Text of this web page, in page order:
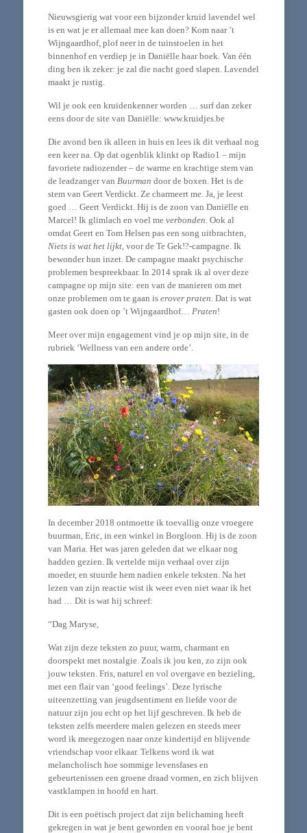
Nieuwsgierig wat voor een bijzonder kruid lavendel wel
is en wat je er allemaal mee kan doen? Kom naar ’t
Wijngaardhof, plof neer in de tuinstoelen in het
binnenhof en verdiep je in Daniëlle haar boek. Van één
ding ben ik zeker: je zal die nacht goed slapen. Lavendel
maakt je rustig.
Wil je ook een kruidenkenner worden … surf dan zeker
eens door de site van Daniëlle: www.kruidjes.be
Die avond ben ik alleen in huis en lees ik dit verhaal nog
een keer na. Op dat ogenblik klinkt op Radio1 – mijn
favoriete radiozender – de warme en krachtige stem van
de leadzanger van Buurman door de boxen. Het is de
stem van Geert Verdickt. Ze charmeert me. Ja, je leest
goed … Geert Verdickt. Hij is de zoon van Daniëlle en
Marcel! Ik glimlach en voel me verbonden. Ook al
omdat Geert en Tom Helsen pas een song uitbrachten,
Niets is wat het lijkt, voor de Te Gek!?-campagne. Ik
bewonder hun inzet. De campagne maakt psychische
problemen bespreekbaar. In 2014 sprak ik al over deze
campagne op mijn site: een van de manieren om met
onze problemen om te gaan is erover praten. Dat is wat
gasten ook doen op ’t Wijngaardhof… Praten!
Meer over mijn engagement vind je op mijn site, in de
rubriek ‘Wellness van een andere orde’.
In december 2018 ontmoette ik toevallig onze vroegere
buurman, Eric, in een winkel in Borgloon. Hij is de zoon
van Maria. Het was jaren geleden dat we elkaar nog
hadden gezien. Ik vertelde mijn verhaal over zijn
moeder, en stuurde hem nadien enkele teksten. Na het
lezen van zijn reactie wist ik weer even niet waar ik het
had … Dit is wat hij schreef:
“Dag Maryse,
Wat zijn deze teksten zo puur, warm, charmant en
doorspekt met nostalgie. Zoals ik jou ken, zo zijn ook
jouw teksten. Fris, naturel en vol overgave en bezieling,
met een flair van ‘good feelings’. Deze lyrische
uiteenzetting van jeugdsentiment en liefde voor de
natuur zijn jou echt op het lijf geschreven. Ik heb de
teksten zelfs meerdere malen gelezen en steeds meer
word ik meegezogen naar onze kindertijd en blijvende
vriendschap voor elkaar. Telkens word ik wat
melancholisch hoe sommige levensfases en
gebeurtenissen een groene draad vormen, en zich blijven
vastklampen in hoofd en hart.
Dit is een poëtisch project dat zijn belichaming heeft
gekregen in wat je bent geworden en vooral hoe je bent